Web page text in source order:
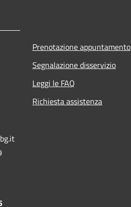
Prenotazione appuntamento
Segnalazione disservizio
Leggi le FAQ
Richiesta assistenza